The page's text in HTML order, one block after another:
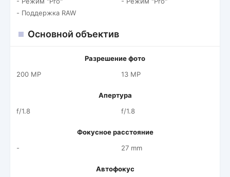
- Поддержка RAW
Основной объектив
Разрешение фото
200 MP
13 MP
Апертура
f/1.8
f/1.8
Фокусное расстояние
-
27 mm
Автофокус